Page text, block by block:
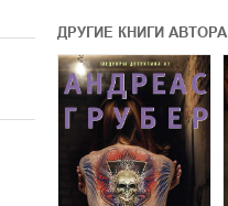
ДРУГИЕ КНИГИ АВТОРА